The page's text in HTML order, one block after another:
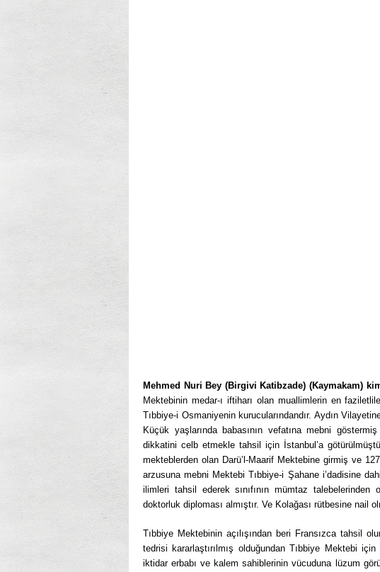
Mehmed Nuri Bey (Birgivi Katibzade) (Kaymakam)
Mektebinin medar-ı iftiharı olan muallimlerin en
Tıbbiye-i Osmaniyenin kurucularındandır. Aydın
Küçük yaşlarında babasının vefatına mebni göstermiş
dikkatini celb etmekle tahsil için İstanbul’a
mekteblerden olan Darü’l-Maarif Mektebine girmiş ve
arzusuna mebni Mektebi Tıbbiye-i Şahane i’dadisine
ilimleri tahsil ederek sınıfının mümtaz
doktorluk diploması almıştır. Ve Kolağası rütbesine nail
Tıbbiye Mektebinin açılışından beri Fransızca tahsil
tedrisi kararlaştırılmış olduğundan Tıbbiye Mektebi
iktidar erbabı ve kalem sahiblerinin vücuduna lüzum